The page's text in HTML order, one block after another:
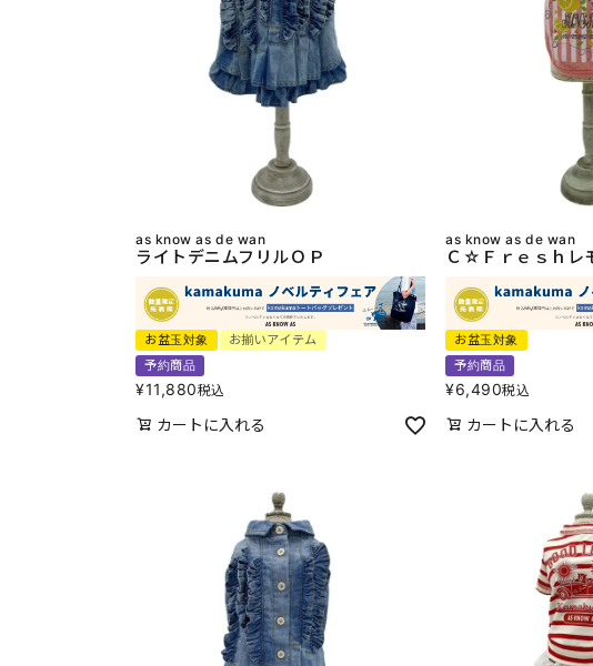
as know as de wan
ライトデニムフリルＯＰ
お盆玉対象
お揃いアイテム
予約商品
¥11,880税込
カートに入れる
as know as de wan
Ｃ☆Ｆｒｅｓｈレ
お盆玉対象
予約商品
¥6,490税込
カートに入れる